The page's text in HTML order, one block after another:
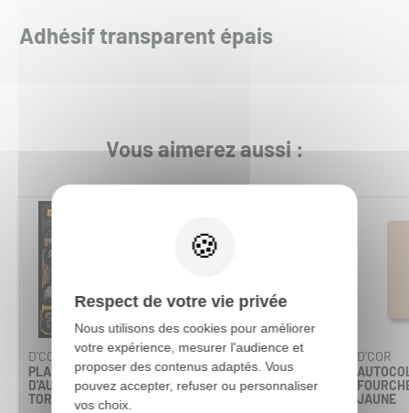
Adhésif transparent épais
Vous aimerez aussi :
D'COR
PLANCHE
D'AUTOCOLLANTS EL
TORO LOCO NOIR
D'COR
PLANCHE
D'AUTOCOLLANTS
D'COR
JAUNE
Respect de votre vie privée
Nous utilisons des cookies pour améliorer
votre expérience, mesurer l'audience et
proposer des contenus adaptés. Vous
pouvez accepter, refuser ou personnaliser
vos choix.